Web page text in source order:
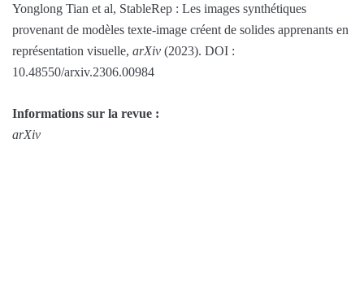
Yonglong Tian et al, StableRep : Les images synthétiques
provenant de modèles texte-image créent de solides apprenants en
représentation visuelle, arXiv (2023). DOI :
10.48550/arxiv.2306.00984
Informations sur la revue :
arXiv